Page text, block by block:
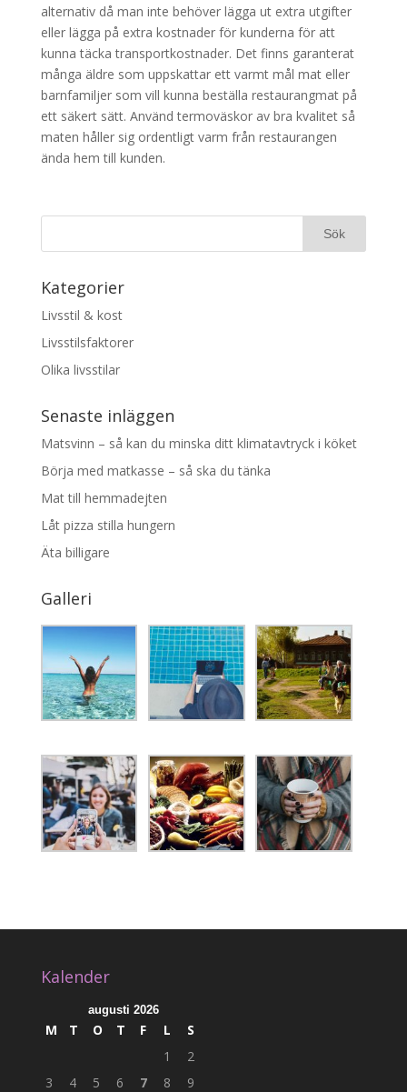
alternativ då man inte behöver lägga ut extra utgifter
eller lägga på extra kostnader för kunderna för att
kunna täcka transportkostnader. Det finns garanterat
många äldre som uppskattar ett varmt mål mat eller
barnfamiljer som vill kunna beställa restaurangmat på
ett säkert sätt. Använd termoväskor av bra kvalitet så
maten håller sig ordentligt varm från restaurangen
ända hem till kunden.
Kategorier
Livsstil & kost
Livsstilsfaktorer
Olika livsstilar
Senaste inläggen
Matsvinn – så kan du minska ditt klimatavtryck i köket
Börja med matkasse – så ska du tänka
Mat till hemmadejten
Låt pizza stilla hungern
Äta billigare
Galleri
Kalender
augusti 2026
M T O T F L
S
1
2
3
4 5 6 7 8
9